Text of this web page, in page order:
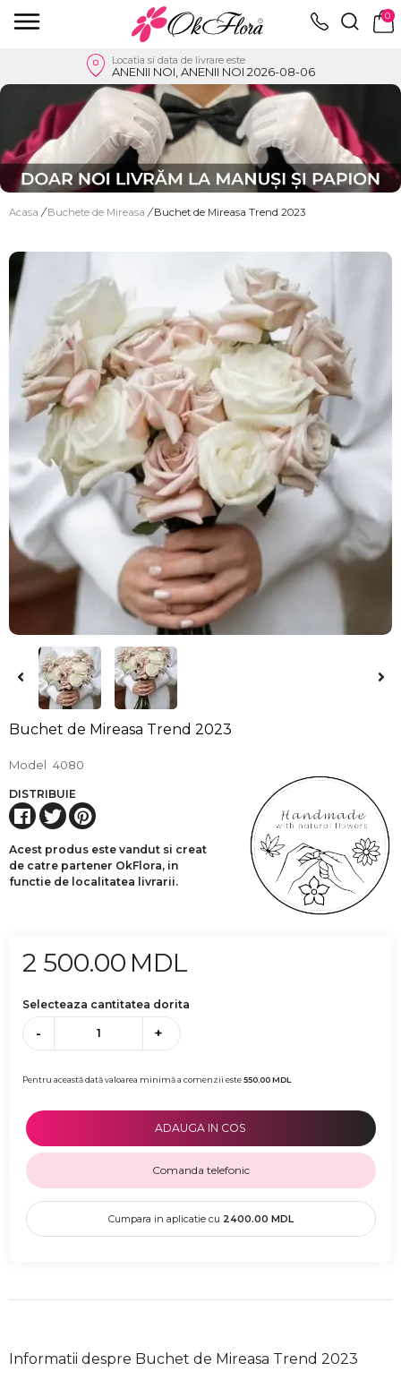
0
Locatia si data de livrare este
ANENII NOI, ANENII NOI 2026-08-06
Acasa / Buchete de Mireasa / Buchet de Mireasa Trend 2023
Buchet de Mireasa Trend 2023
Model 4080
DISTRIBUIE
Acest produs este vandut si creat
de catre partener OkFlora, in
functie de localitatea livrarii.
2 500.00 MDL
Selecteaza cantitatea dorita
- +
Pentru această dată valoarea minimă a comenzii este550.00MDL
ADAUGA IN COS
Comanda telefonic
Cumpara in aplicatie cu 2400.00 MDL
Informatii despre Buchet de Mireasa Trend 2023